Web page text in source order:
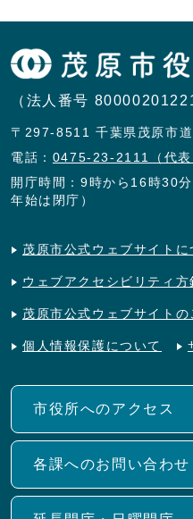
（法人番号
〒297-8511 千葉県茂原市
電話： 0475-23-2111（代表
開庁時間：9時から16時30
年始は閉庁）
茂原市公式ウェブサイトに
ウェブアクセシビリティ方
茂原市公式ウェブサイトの
個人情報保護について
市役所へのアクセス
各課へのお問い合わせ